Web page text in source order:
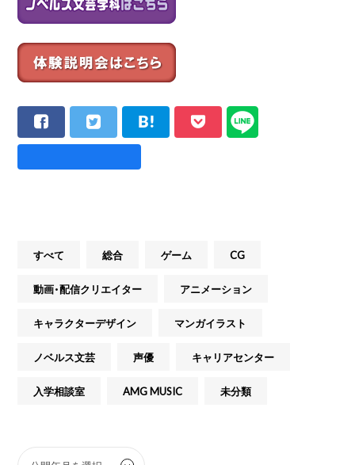
すべて 総合 ゲーム CG
動画・配信クリエイター アニメーション
キャラクターデザイン マンガイラスト
ノベルス文芸 声優 キャリアセンター
入学相談室 AMG MUSIC 未分類